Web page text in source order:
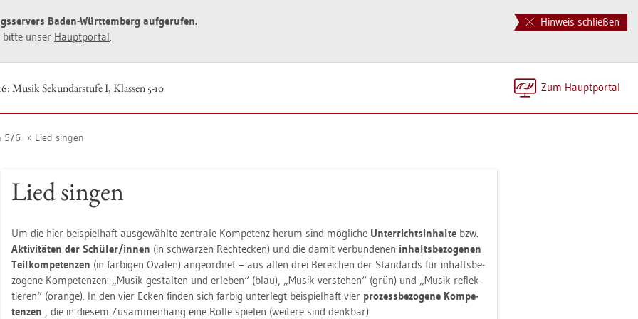
Hinweis schließen
Baden-Würt­tem­berg auf­ge­ru­fen.
bitte unser Haupt­por­tal.
Zum Haupt­por­tal
Musik Se­kun­dar­stu­fe I, Klas­sen 5-10
5/6 Lied sin­gen
Lied sin­gen
Um die hier bei­spiel­haft aus­ge­wähl­te zen­tra­le Kom­pe­tenz herum sind mög­li­che Un­ter­richts­in­hal­te bzw.
Ak­ti­vi­tä­ten der Schü­ler/innen (in schwar­zen Recht­ecken) und die damit ver­bun­de­nen in­halts­be­zo­ge­nen
Teil­kom­pe­ten­zen (in far­bi­gen Ova­len) an­ge­ord­net – aus allen drei Be­rei­chen der Stan­dards für in­halts­be­
zo­ge­ne Kom­pe­ten­zen: „Musik ge­stal­ten und er­le­ben“ (blau), „Musik ver­ste­hen“ (grün) und „Musik re­flek­
tie­ren“ (oran­ge). In den vier Ecken fin­den sich far­big un­ter­legt bei­spiel­haft vier pro­zess­be­zo­ge­ne Kom­pe­
ten­zen , die in die­sem Zu­sam­men­hang eine Rolle spie­len (wei­te­re sind denk­bar).